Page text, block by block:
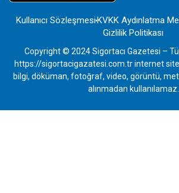
Kullanıcı SözleşmesiKVKK Aydınlatma
Gizlilik Politikası
Copyright © 2024 Sigortacı Gazetesi –
https://sigortacigazatesi.com.tr internet
bilgi, döküman, fotoğraf, video, görüntü,
alınmadan kullanılamaz.